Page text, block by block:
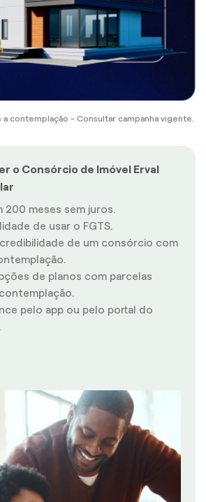
contemplação - Consultar campanha vigente.
o Consórcio de Imóvel Erval
200 meses sem juros.
de usar o FGTS.
de um consórcio com
de planos com parcelas
pelo app ou pelo portal do